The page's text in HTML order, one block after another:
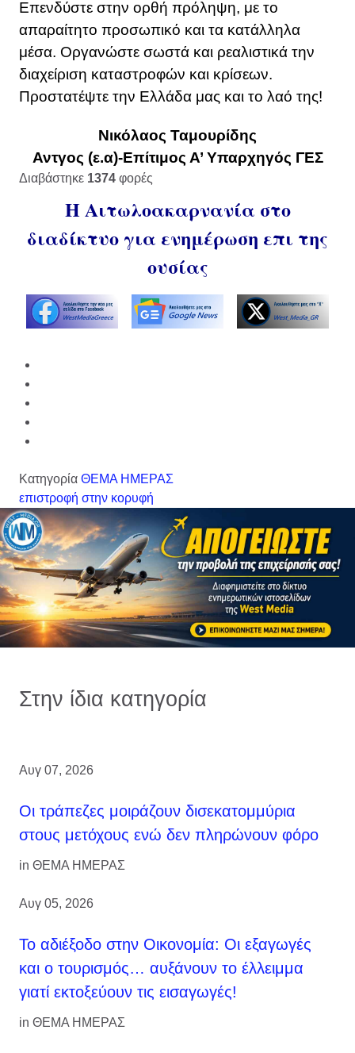
Επενδύστε στην ορθή πρόληψη, με το
απαραίτητο προσωπικό και τα κατάλληλα
μέσα. Οργανώστε σωστά και ρεαλιστικά την
διαχείριση καταστροφών και κρίσεων.
Προστατέψτε την Ελλάδα μας και το λαό της!
Νικόλαος Ταμουρίδης
Αντγος (ε.α)-Επίτιμος Α’ Υπαρχηγός ΓΕΣ
Διαβάστηκε 1374 φορές
Η Αιτωλοακαρνανία στο
διαδίκτυο για ενημέρωση επι της
ουσίας
Κατηγορία ΘΕΜΑ ΗΜΕΡΑΣ
επιστροφή στην κορυφή
Στην ίδια κατηγορία
Αυγ 07, 2026
Οι τράπεζες μοιράζουν δισεκατομμύρια
στους μετόχους ενώ δεν πληρώνουν φόρο
in ΘΕΜΑ ΗΜΕΡΑΣ
Αυγ 05, 2026
Το αδιέξοδο στην Οικονομία: Οι εξαγωγές
και ο τουρισμός… αυξάνουν το έλλειμμα
γιατί εκτοξεύουν τις εισαγωγές!
in ΘΕΜΑ ΗΜΕΡΑΣ